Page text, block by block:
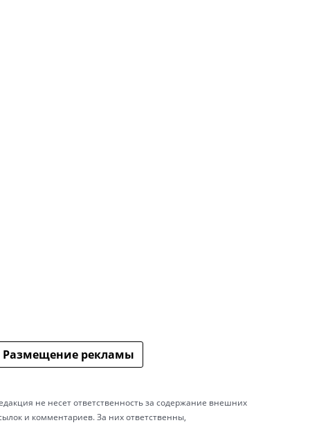
Размещение рекламы
не несет ответственность за содержание внешних
и комментариев. За них ответственны,